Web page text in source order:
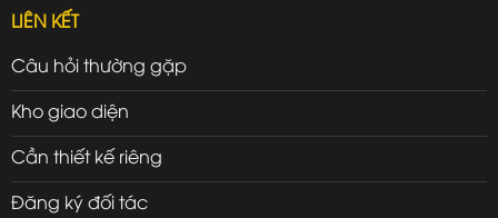
LIÊN KẾT
Câu hỏi thường gặp
Kho giao diện
Cần thiết kế riêng
Đăng ký đối tác